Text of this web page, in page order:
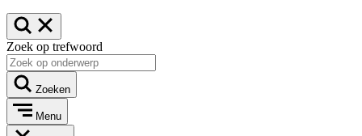
Zoek op trefwoord
Zoeken
Menu